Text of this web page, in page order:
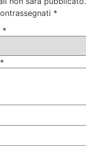
*
*
*